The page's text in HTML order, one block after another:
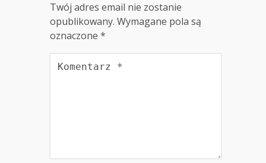
Twój adres email nie zostanie
opublikowany. Wymagane pola są
oznaczone *